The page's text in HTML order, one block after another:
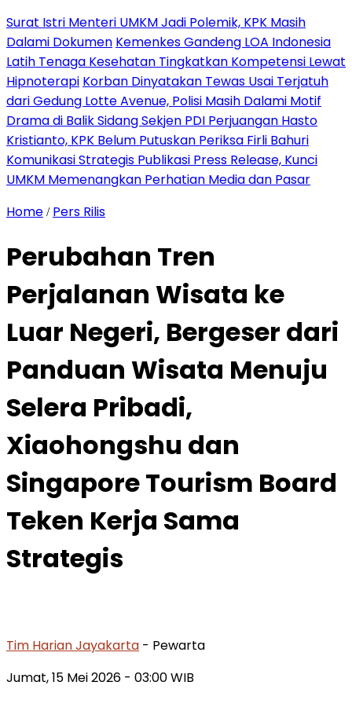
Surat Istri Menteri UMKM Jadi Polemik, KPK Masih
Dalami Dokumen Kemenkes Gandeng LOA Indonesia
Latih Tenaga Kesehatan Tingkatkan Kompetensi Lewat
Hipnoterapi Korban Dinyatakan Tewas Usai Terjatuh
dari Gedung Lotte Avenue, Polisi Masih Dalami Motif
Drama di Balik Sidang Sekjen PDI Perjuangan Hasto
Kristianto, KPK Belum Putuskan Periksa Firli Bahuri
Komunikasi Strategis Publikasi Press Release, Kunci
UMKM Memenangkan Perhatian Media dan Pasar
Home / Pers Rilis
Perubahan Tren
Perjalanan Wisata ke
Luar Negeri, Bergeser dari
Panduan Wisata Menuju
Selera Pribadi,
Xiaohongshu dan
Singapore Tourism Board
Teken Kerja Sama
Strategis
Tim Harian Jayakarta - Pewarta
Jumat, 15 Mei 2026 - 03:00 WIB